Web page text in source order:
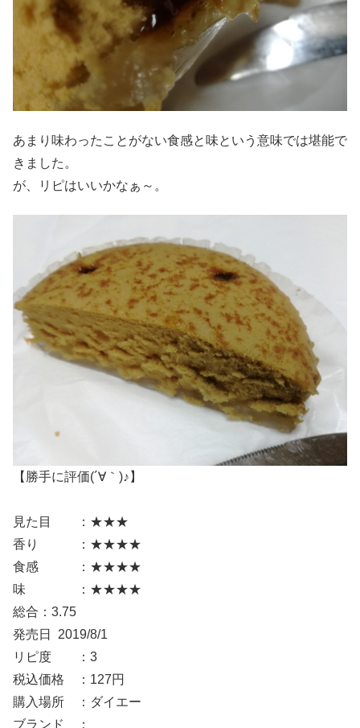
あまり味わったことがない食感と味という意味では堪能で
きました。
が、リピはいいかなぁ～。
【勝手に評価(´∀｀)♪】
見た目 ：★★★
香り ：★★★★
食感 ：★★★★
味 ：★★★★
総合：3.75
発売日 2019/8/1
リピ度 ：3
税込価格 ：127円
購入場所 ：ダイエー
ブランド ：